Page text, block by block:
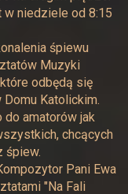
w niedziele od 8:15
śpiewu
Muzyki
odbędą się
Katolickim.
amatorów jak
chcących
śpiew.
Pani Ewa
"Na Fali